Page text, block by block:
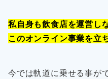
私自身も飲食店を運営し
このオンライン事業を立
今では軌道に乗せる事が